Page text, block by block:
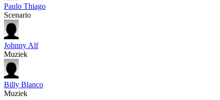
Paulo Thiago
Scenario
Johnny Alf
Muziek
Billy Blanco
Muziek